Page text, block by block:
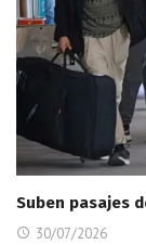
Suben pasajes
30/07/2026